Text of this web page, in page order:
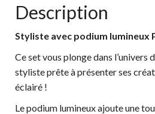
Description
Styliste avec podium lumineux
Ce set vous plonge dans l’univers
styliste prête à présenter ses
éclairé !
Le podium lumineux ajoute une